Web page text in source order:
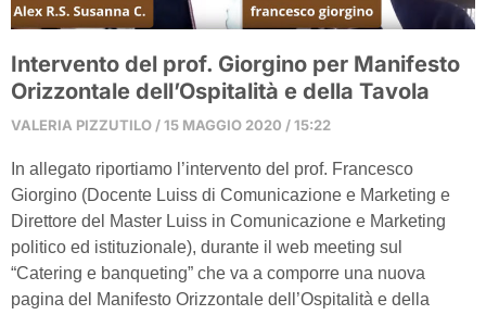
Intervento del prof. Giorgino per Manifesto
Orizzontale dell’Ospitalità e della Tavola
VALERIA PIZZUTILO 15 MAGGIO 2020 15:22
In allegato riportiamo l’intervento del prof. Francesco
Giorgino (Docente Luiss di Comunicazione e Marketing e
Direttore del Master Luiss in Comunicazione e Marketing
politico ed istituzionale), durante il web meeting sul
“Catering e banqueting” che va a comporre una nuova
pagina del Manifesto Orizzontale dell’Ospitalità e della